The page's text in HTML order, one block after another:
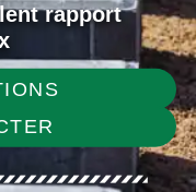
rapport